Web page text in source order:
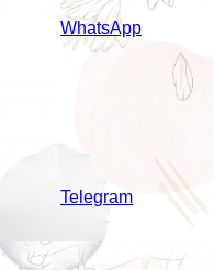
WhatsApp
Telegram